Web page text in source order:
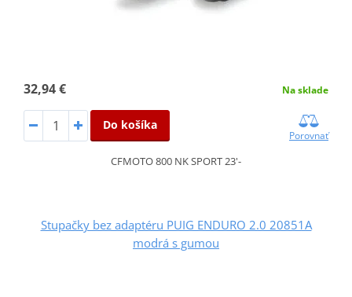
32,94 € Na sklade
Do košíka
Porovnať
CFMOTO 800 NK SPORT 23'-
Stupačky bez adaptéru PUIG ENDURO 2.0 20851A
modrá s gumou